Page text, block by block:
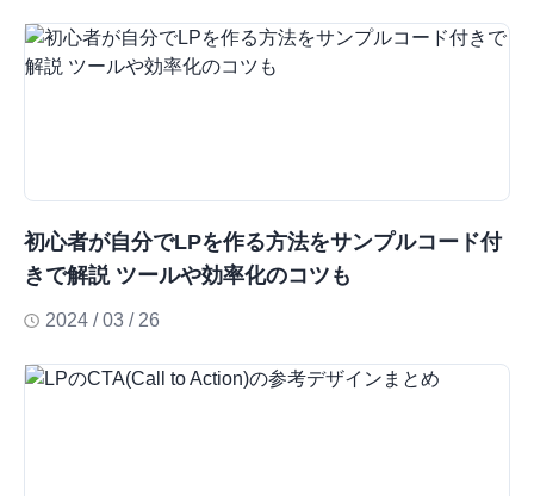
初心者が自分でLPを作る方法をサンプルコード付
きで解説 ツールや効率化のコツも
2024 / 03 / 26